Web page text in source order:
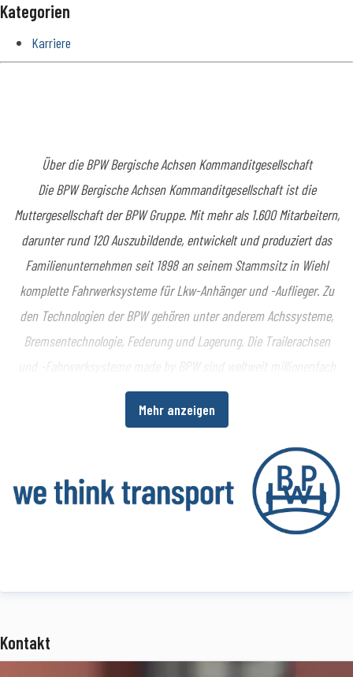
Kategorien
Karriere
Über die BPW Bergische Achsen Kommanditgesellschaft
Die BPW Bergische Achsen Kommanditgesellschaft ist die
Muttergesellschaft der BPW Gruppe. Mit mehr als 1.600 Mitarbeitern,
darunter rund 120 Auszubildende, entwickelt und produziert das
Familienunternehmen seit 1898 an seinem Stammsitz in Wiehl
komplette Fahrwerksysteme für Lkw-Anhänger und -Auflieger. Zu
den Technologien der BPW gehören unter anderem Achssysteme,
Bremsentechnologie, Federung und Lagerung. Die Trailerachsen
und -Fahrwerksysteme made by BPW sind weltweit millionenfach
im Einsatz. Ein umfangreiches Dienstleistungsspektrum bietet
Fahrzeugherstellern und -betreibern darüber hinaus die
www.bpw.de
Über die BPW Gruppe
bietet innovative Lösungen aus einer Hand. Das Portfolio reicht von
über Verschließsysteme und Aufbautentechnik (Hestal),
Mehr anzeigen
Kontakt